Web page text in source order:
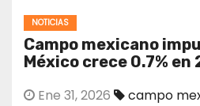
NOTICIAS
Campo mexicano
México crece 0.7% en
Ene 31, 2026 campo